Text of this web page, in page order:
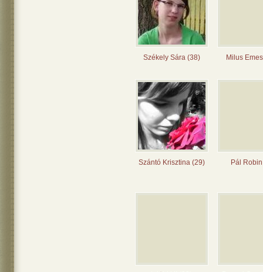
Székely Sára (38) Milus
Szántó Krisztina (29) Pál